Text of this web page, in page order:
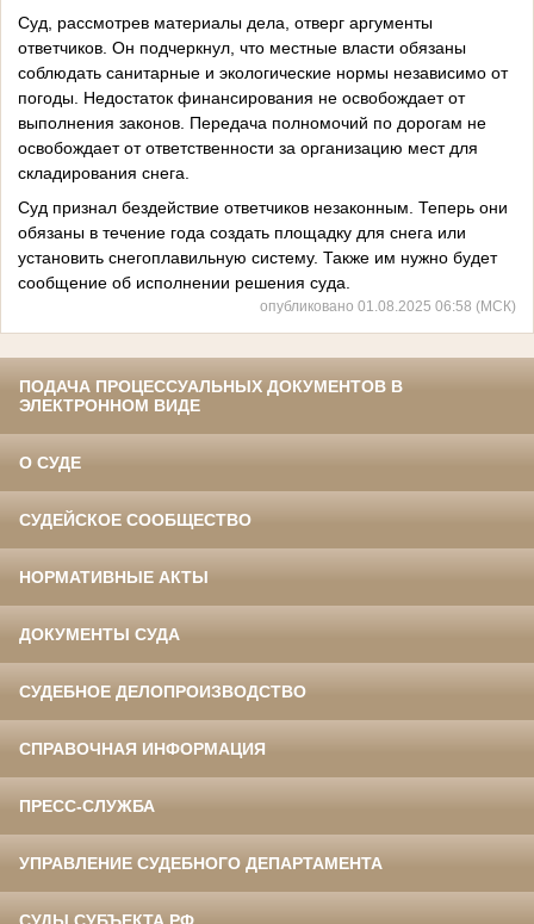
Суд, рассмотрев материалы дела, отверг аргументы
ответчиков. Он подчеркнул, что местные власти обязаны
соблюдать санитарные и экологические нормы независимо от
погоды. Недостаток финансирования не освобождает от
выполнения законов. Передача полномочий по дорогам не
освобождает от ответственности за организацию мест для
складирования снега.
Суд признал бездействие ответчиков незаконным. Теперь они
обязаны в течение года создать площадку для снега или
установить снегоплавильную систему. Также им нужно будет
сообщение об исполнении решения суда.
опубликовано 01.08.2025 06:58 (МСК)
ПОДАЧА ПРОЦЕССУАЛЬНЫХ ДОКУМЕНТОВ В
ЭЛЕКТРОННОМ ВИДЕ
О СУДЕ
СУДЕЙСКОЕ СООБЩЕСТВО
НОРМАТИВНЫЕ АКТЫ
ДОКУМЕНТЫ СУДА
СУДЕБНОЕ ДЕЛОПРОИЗВОДСТВО
СПРАВОЧНАЯ ИНФОРМАЦИЯ
ПРЕСС-СЛУЖБА
УПРАВЛЕНИЕ СУДЕБНОГО ДЕПАРТАМЕНТА